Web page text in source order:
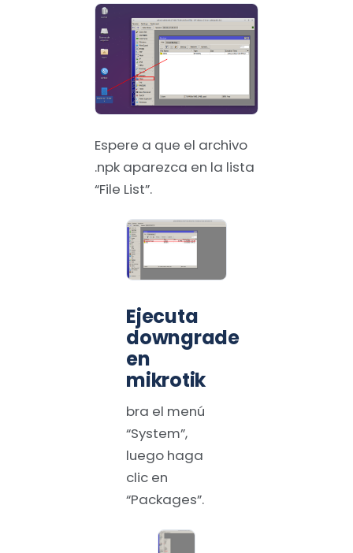
Espere a que el archivo
.npk aparezca en la lista
“File List”.
Ejecuta
downgrade
en
mikrotik
bra el menú
“System”,
luego haga
clic en
“Packages”.